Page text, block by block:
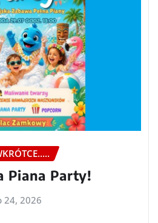
Piana Party!
24, 2026